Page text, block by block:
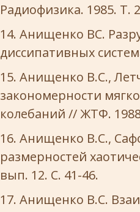
Радиофизика. 1985. Т.
Анищенко ВС.
диссипативных
Анищенко B.C.,
закономерности
колебаний // ЖТФ.
Анищенко B.C.,
размерностей
вып. 12. С. 41-46.
Анищенко B.C.